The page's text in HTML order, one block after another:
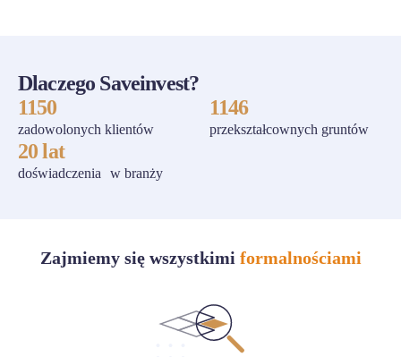
Dlaczego Saveinvest?
1150
zadowolonych klientów
1146
przekształcownych gruntów
20 lat
doświadczenia w branży
Zajmiemy się wszystkimi formalnościami